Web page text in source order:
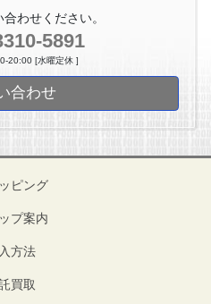
わせください。
5891
20:00 [水曜定休 ]
合わせ
ピング
プ案内
方法
買取